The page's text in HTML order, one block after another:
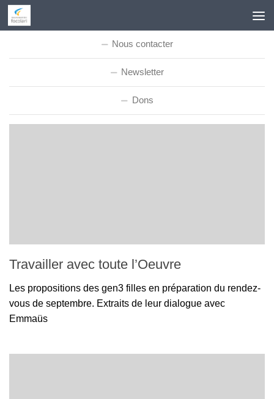
Skip to content
Nous contacter
Newsletter
Dons
Travailler avec toute l’Oeuvre
Les propositions des gen3 filles en préparation du rendez-
vous de septembre. Extraits de leur dialogue avec
Emmaüs